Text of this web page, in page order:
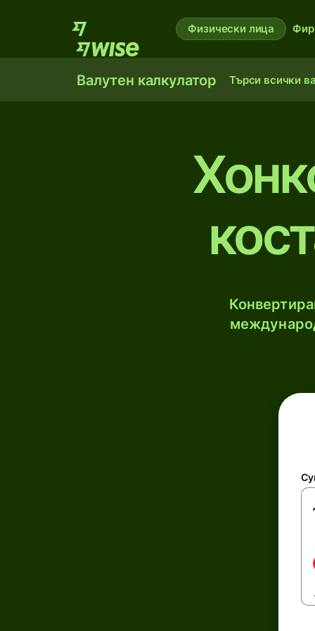
Физически лица
Валутен калкулатор Търси всички